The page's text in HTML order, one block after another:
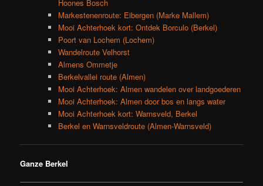
Hoones Bosch
Markestenenroute: Eibergen (Marke Mallem)
Mooi Achterhoek kort: Ontdek Borculo (Berkel)
Poort van Lochem (Lochem)
Wandelroute Velhorst
Almens Ommetje
Berkelvallei route (Almen)
Mooi Achterhoek: Almen wandelen over landgoederen
Mooi Achterhoek: Almen door bos en langs water
Mooi Achterhoek kort: Warnsveld, Berkel
Berkel en Warnsveldroute (Almen-Warnsveld)
Ganze Berkel